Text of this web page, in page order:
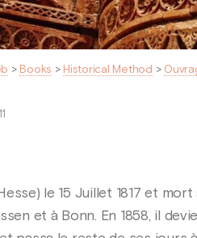
> Books > Historical Method >
le 15 Juillet 1817 et mort
et à Bonn. En 1858, il